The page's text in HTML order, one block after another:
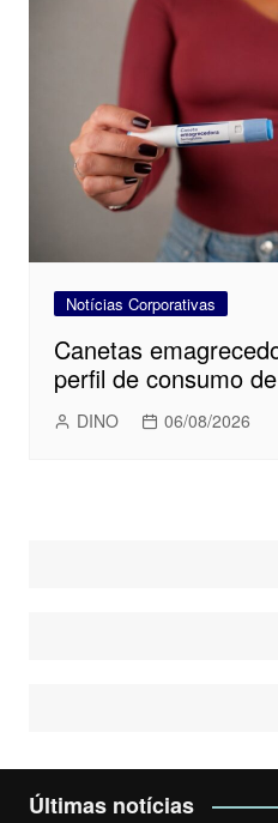
Notícias Corporativas
Canetas
perfil de consumo
DINO 06/08/2026
Últimas notícias